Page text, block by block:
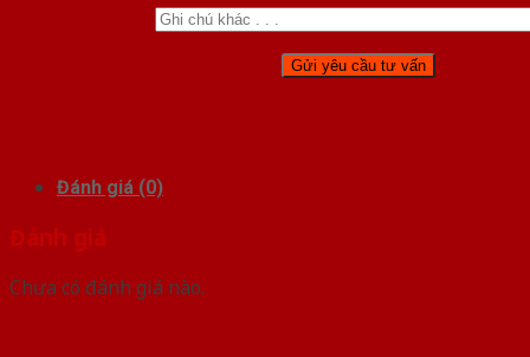
Đánh giá (0)
Đánh giá
Chưa có đánh giá nào.